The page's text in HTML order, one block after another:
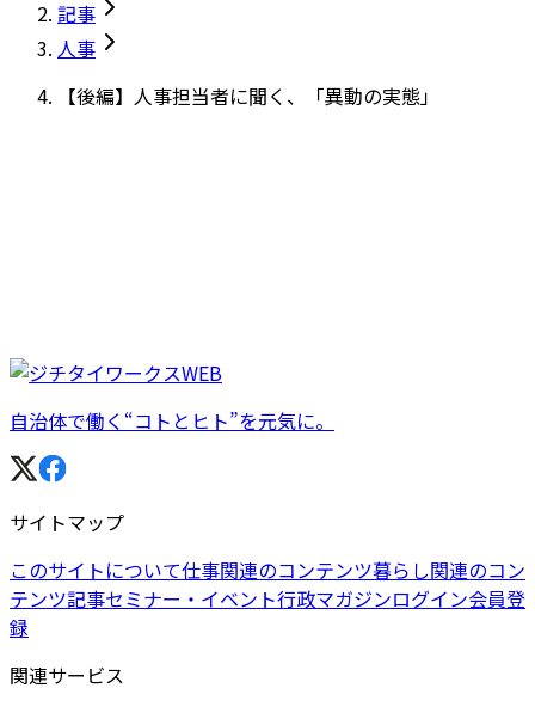
記事
人事
【後編】人事担当者に聞く、「異動の実態」
自治体で働く“コトとヒト”を元気に。
サイトマップ
このサイトについて仕事関連のコンテンツ暮らし関連のコン
テンツ記事セミナー・イベント行政マガジンログイン会員登
録
関連サービス